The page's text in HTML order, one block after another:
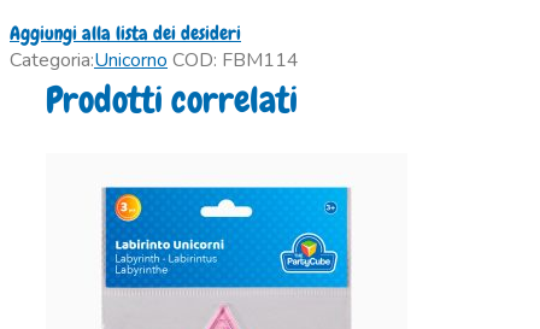
Aggiungi alla lista dei desideri
Categoria:Unicorno COD: FBM114
Prodotti correlati